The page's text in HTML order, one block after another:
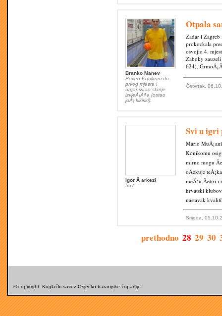
Branko Manev
Poveo Konikom do
prvog mjesta i
organizirao slanje
izvjeÅ¡Ä‡a (ostao
joÅ¡ kikiriki).
Otpala
Zadar i
prokockala
osvojio 4.
Zaboky
624),
Četvrtak,
Igor Å arkezi
567
Svi u igri
Mario
Konikomu
mirno mogu
oÄekuje
meÄ‘u Äetiri
hrvatski
nastavak
Srijeda,
prethodno 28 29 30
© copyright: Kuglački savez Osječko-baranjske županije